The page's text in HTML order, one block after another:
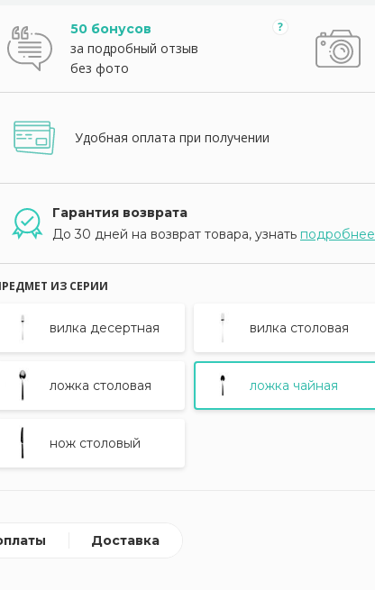
50 бонусов
за подробный отзыв
без фото
Удобная оплата при получении
Гарантия возврата
До 30 дней на возврат товара, узнать подробнее
ИЗ СЕРИИ
вилка десертная вилка столовая
ложка столовая ложка чайная
нож столовый
Доставка